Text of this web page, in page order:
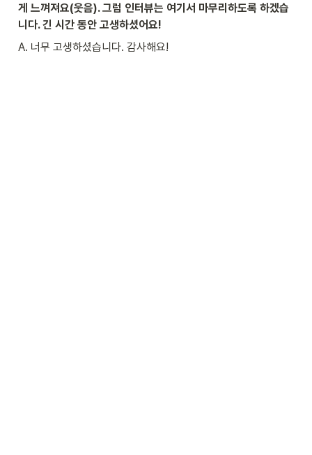
게 느껴져요(웃음). 그럼 인터뷰는 여기서 마무리하도록 하겠습
니다. 긴 시간 동안 고생하셨어요!
A. 너무 고생하셨습니다. 감사해요!